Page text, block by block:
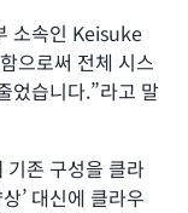
소속인 Keisuke
으로써 전체 시스
었습니다.”라고 말
기존 구성을 클라
’ 대신에 클라우